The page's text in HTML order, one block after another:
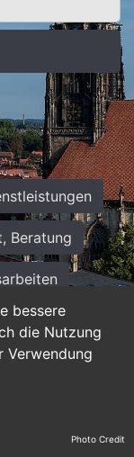
bessere
die Nutzung
Verwendung
Beratung
Photo Credit